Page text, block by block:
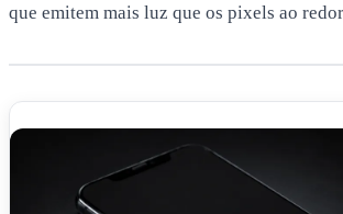
que emitem mais luz que os pixels ao